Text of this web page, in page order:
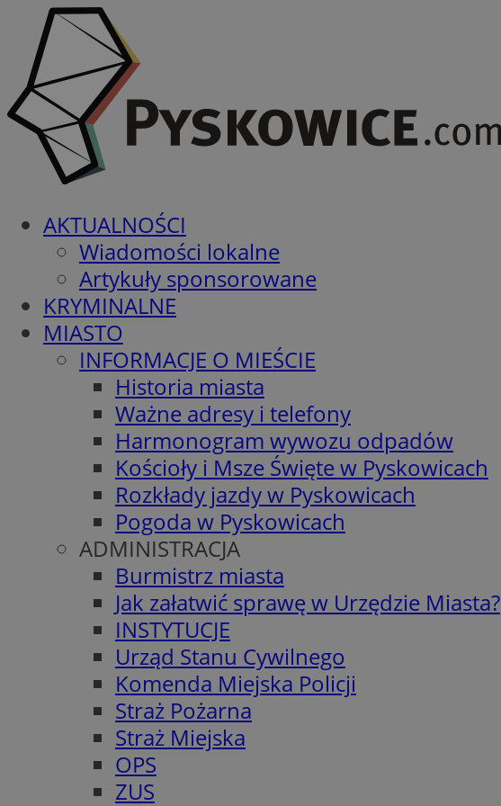
AKTUALNOŚCI
Wiadomości lokalne
Artykuły sponsorowane
KRYMINALNE
MIASTO
INFORMACJE O MIEŚCIE
Historia miasta
Ważne adresy i telefony
Harmonogram wywozu odpadów
Kościoły i Msze Święte w Pyskowicach
Rozkłady jazdy w Pyskowicach
Pogoda w Pyskowicach
ADMINISTRACJA
Burmistrz miasta
Jak załatwić sprawę w Urzędzie Miasta?
INSTYTUCJE
Urząd Stanu Cywilnego
Komenda Miejska Policji
Straż Pożarna
Straż Miejska
OPS
ZUS